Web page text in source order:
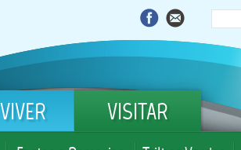
VIVER VISITAR